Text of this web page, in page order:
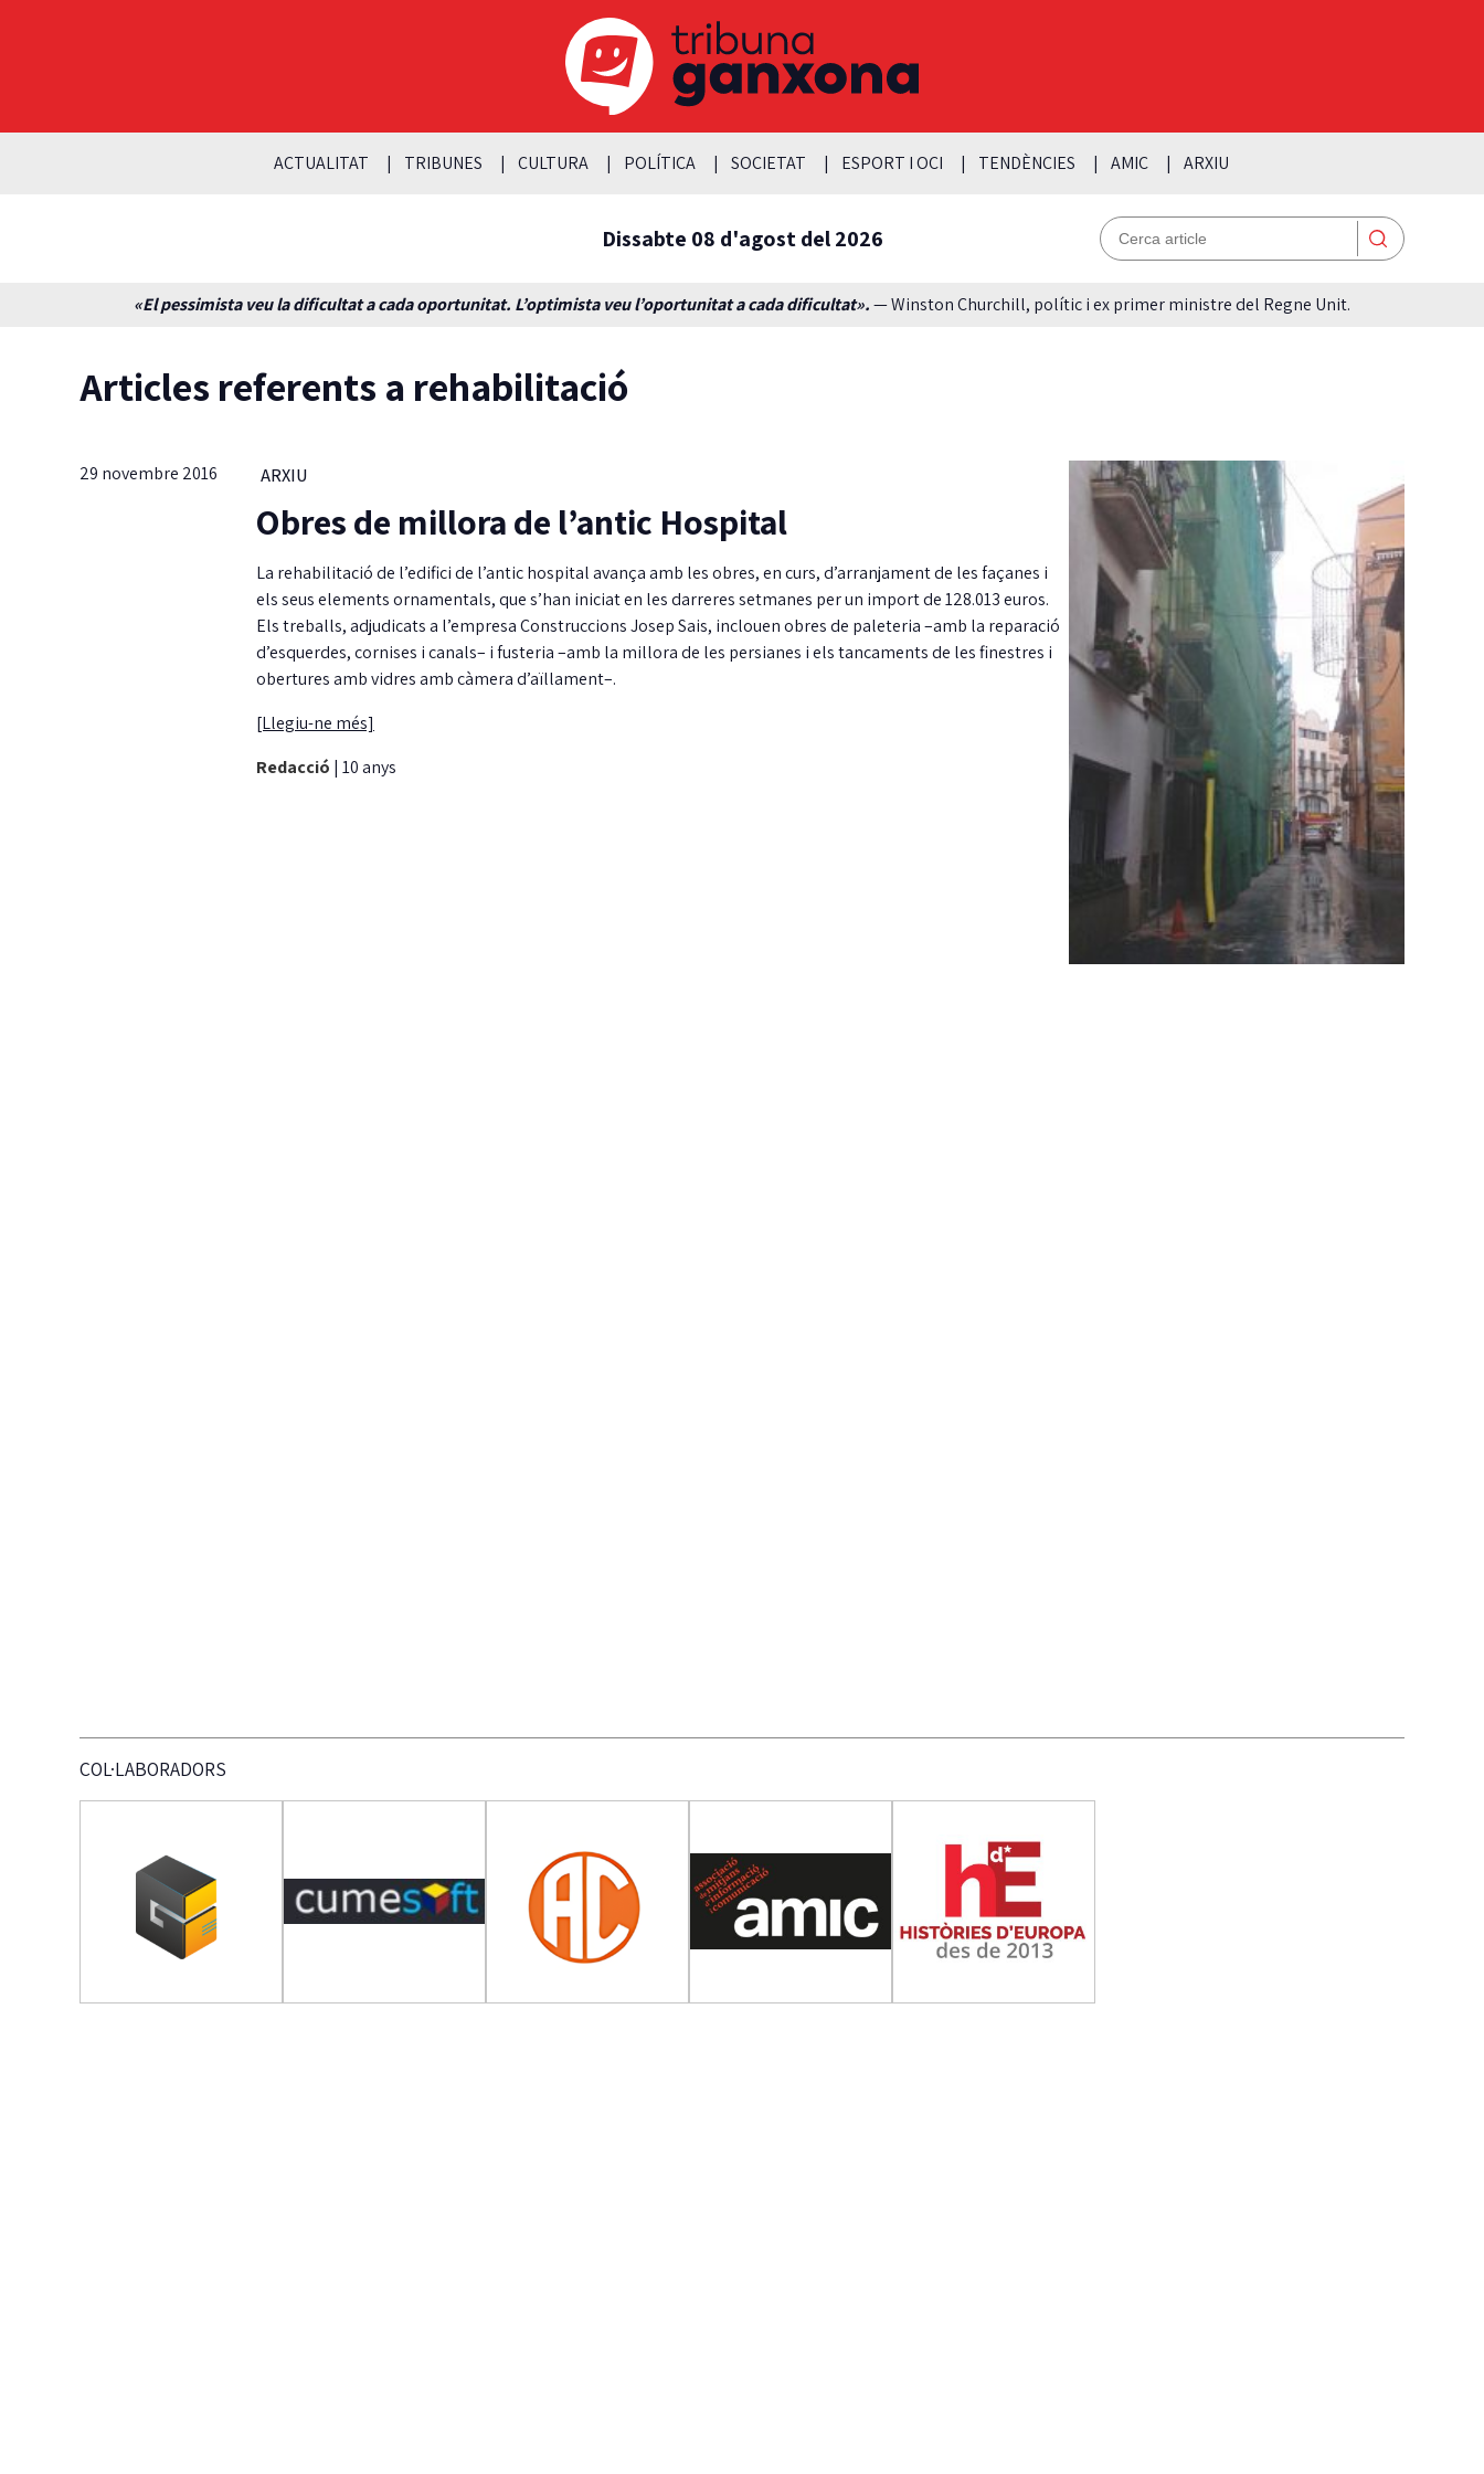
ACTUALITAT TRIBUNES CULTURA POLÍTICA SOCIETAT ESPORT I OCI TENDÈNCIES AMIC ARXIU
Dissabte 08 d'agost del 2026
«El pessimista veu la dificultat a cada oportunitat. L’optimista veu l’oportunitat a cada dificultat».— Winston Churchill, polític i ex primer ministre del Regne Unit.
Articles referents a rehabilitació
29 novembre 2016 ARXIU
Obres de millora de l’antic Hospital
La rehabilitació de l’edifici de l’antic hospital avança amb les obres, en curs, d’arranjament de les façanes i
els seus elements ornamentals, que s’han iniciat en les darreres setmanes per un import de 128.013 euros.
Els treballs, adjudicats a l’empresa Construccions Josep Sais, inclouen obres de paleteria –amb la reparació
d’esquerdes, cornises i canals– i fusteria –amb la millora de les persianes i els tancaments de les finestres i
obertures amb vidres amb càmera d’aïllament–.
[Llegiu-ne més]
Redacció | 10 anys
COL·LABORADORS